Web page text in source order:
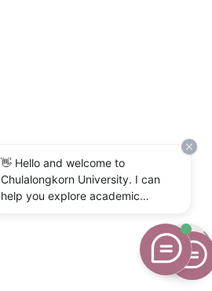
👋 Hello and welcome to
Chulalongkorn University. I can
help you explore academic